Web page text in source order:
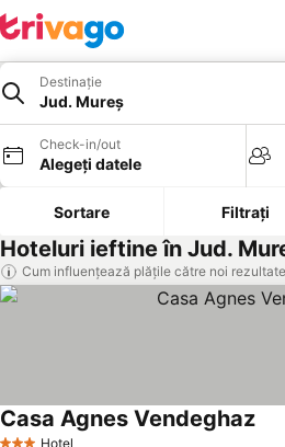
Destinație
Jud. Mureș
Check-in/out
Alegeți datele
Sortare Filtrați
Hoteluri ieftine în Jud.
Cum influențează plățile către noi
Hotel
Casa Agnes Vendeghaz